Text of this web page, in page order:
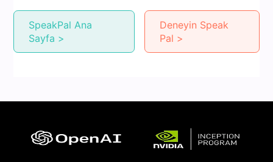
SpeakPal Ana
Sayfa >
Deneyin Speak
Pal >